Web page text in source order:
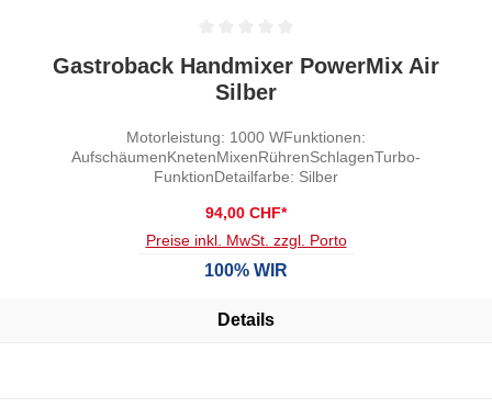
Durchschnittliche Bewertung von 0 von 5 Sternen
Gastroback Handmixer PowerMix Air
Silber
Motorleistung: 1000 WFunktionen:
AufschäumenKnetenMixenRührenSchlagenTurbo-
FunktionDetailfarbe: Silber
94,00 CHF*
Preise inkl. MwSt. zzgl. Porto
100% WIR
Details